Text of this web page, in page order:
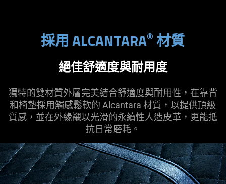
採用 ALCANTARA® 材質
絕佳舒適度與耐用度
獨特的雙材質外層完美結合舒適度與耐用性，在靠背
和椅墊採用觸感鬆軟的 Alcantara 材質，以提供頂級
質感，並在外緣襯以光滑的永續性人造皮革，更能抵
抗日常磨耗。